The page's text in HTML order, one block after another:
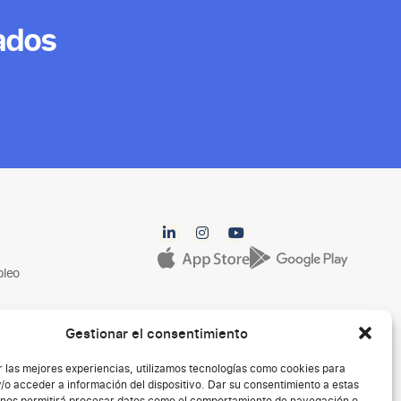
Gestionar el consentimiento
las mejores experiencias, utilizamos tecnologías como cookies para
o acceder a información del dispositivo. Dar su consentimiento a estas